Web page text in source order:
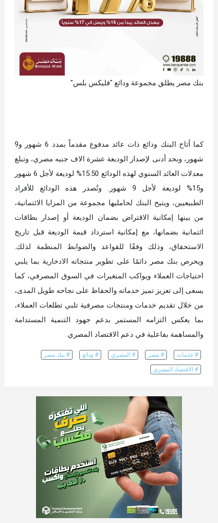
بنك مصر يطلق مجموعة ودائع "فليكس بلس"
كما أتاح البنك ودائع ذات عائد مدفوع مقدماً بمدد 6 شهور و9
شهور، وبحد أدنى لإصدار الوديعة عشرة الاف جنيه مصري، وتبلغ
معدلات العائد السنوي لهذه الودائع 15.50% لوديعة لأجل 6 شهور
و15% لوديعة لأجل 9 شهور. وتُصدر هذه الودائع للأفراد
الطبيعيين، ويتيح البنك لحامليها مجموعة من المزايا الائتمانية،
من بينها إمكانية الاقتراض بضمان الوديعة أو إصدار بطاقات
ائتمانية بضمانها، مع إمكانية استرداد قيمة الوديعة قبل تاريخ
الاستحقاق، وذلك وفقًا للقواعد والضوابط المنظمة لذلك.
ويحرص بنك مصر دائمًا على تطوير منتجاته الادخارية بما يلبي
احتياجات العملاء ويواكب المتغيرات في السوق المصرفي، كما
يسعى إلى تعزيز تميز خدماته والحفاظ على نجاحه طويل المدى،
من خلال تقديم خدمات ومنتجات مصرفية تلبي تطلعات العملاء،
بما يعكس التزامه المستمر بدعم جهود التنمية المستدامة
والمساهمة بفاعلية في دعم الاقتصاد المصري.
# خدمات # مصر # المصري # ودائع # بنك مصر
# الاقتصاد المصري